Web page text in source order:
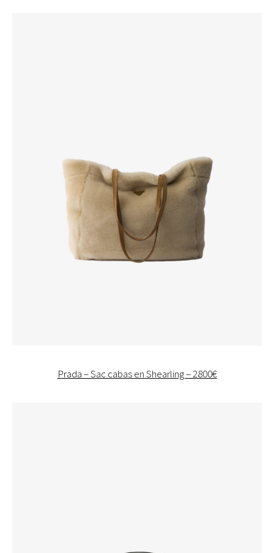
Prada – Sac cabas en Shearling – 2800€